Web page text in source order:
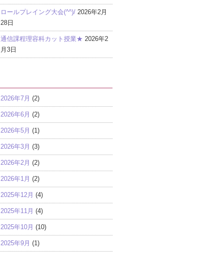
ロールプレイング大会(^^)/ 2026年2月
28日
通信課程理容科カット授業★ 2026年2
月3日
2026年7月 (2)
2026年6月 (2)
2026年5月 (1)
2026年3月 (3)
2026年2月 (2)
2026年1月 (2)
2025年12月 (4)
2025年11月 (4)
2025年10月 (10)
2025年9月 (1)